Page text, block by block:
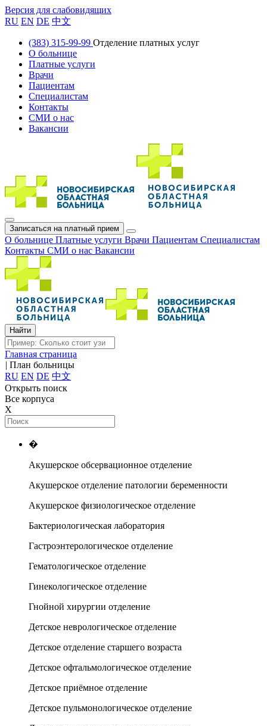
Версия для слабовидящих
RU EN DE 中文
(383) 315-99-99 Отделение платных услуг
О больнице
Платные услуги
Врачи
Пациентам
Специалистам
Контакты
СМИ о нас
Вакансии
Записаться на платный прием
О больнице Платные услуги Врачи Пациентам Специалистам
Контакты СМИ о нас Вакансии
Главная страница
| План больницы
RU EN DE 中文
Открыть поиск
Все корпуса
X
�
Акушерское обсервационное отделение
Акушерское отделение патологии беременности
Акушерское физиологическое отделение
Бактериологическая лаборатория
Гастроэнтерологическое отделение
Гематологическое отделение
Гинекологическое отделение
Гнойной хирургии отделение
Детское неврологическое отделение
Детское отделение старшего возраста
Детское офтальмологическое отделение
Детское приёмное отделение
Детское пульмонологическое отделение